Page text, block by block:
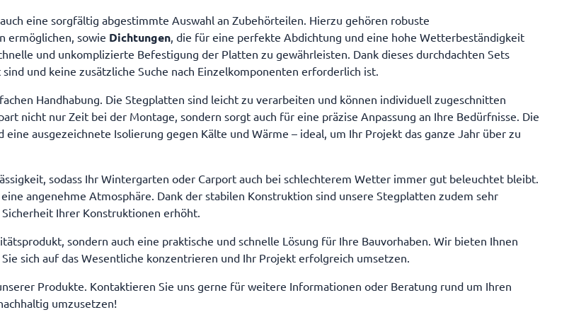
den ausgewählten
Das Zubehör
Aluminium-
Profil
Abschluß-
mit
Filta-Flo-
Jahre nach
aufgeführten Zubehörs und den ausgewählten
Stegplatten namhafter Hersteller. Das Zubehör
für dieses Angebot beinhaltet:
Dacheindeckung Stegplatten 16mm (nach
Auswahl) 6 x 3500mm x 980mm Aluminium-
Mittelprofile 5 x 3500mm Aluminium-
12 x 980mm Aluminium Wandanschluß-Profil
1 x 6080mm Aluminium-Profil-Abschluß-
Winkel 7 Stück VA-Schrauben mit
Neoprendichtscheibe ausreichend Filta-Flo-
Stegplatten 10 Jahre nach Herstellervorgaben
auf Plexiglas Stegplatten 30 Jahre nach
Herstellervorgaben
aufgeführten Zubehörs und den ausgewählten
Stegplatten namhafter Hersteller. Das Zubehör
für dieses Angebot beinhaltet:
Dacheindeckung Stegplatten 16mm (nach
Auswahl) 6 x 4000mm x 980mm Aluminium-
12 x 980mm Aluminium Wandanschluß-Profil
1 x 6080mm Aluminium-Profil-Abschluß-
Winkel 7 Stück VA-Schrauben mit
Neoprendichtscheibe ausreichend Filta-Flo-
Stegplatten 10 Jahre nach Herstellervorgaben
auf Plexiglas Stegplatten 30 Jahre nach
eine sorgfältig abgestimmte Auswahl an Zubehörteilen. Hierzu gehören robuste
ermöglichen, sowie Dichtungen, die für eine perfekte Abdichtung und eine hohe Wetterbeständigkeit
und unkomplizierte Befestigung der Platten zu gewährleisten. Dank dieses durchdachten Sets
und keine zusätzliche Suche nach Einzelkomponenten erforderlich ist.
Handhabung. Die Stegplatten sind leicht zu verarbeiten und können individuell zugeschnitten
nicht nur Zeit bei der Montage, sondern sorgt auch für eine präzise Anpassung an Ihre Bedürfnisse. Die
ausgezeichnete Isolierung gegen Kälte und Wärme – ideal, um Ihr Projekt das ganze Jahr über zu
sodass Ihr Wintergarten oder Carport auch bei schlechterem Wetter immer gut beleuchtet bleibt.
angenehme Atmosphäre. Dank der stabilen Konstruktion sind unsere Stegplatten zudem sehr
Ihrer Konstruktionen erhöht.
sondern auch eine praktische und schnelle Lösung für Ihre Bauvorhaben. Wir bieten Ihnen
sich auf das Wesentliche konzentrieren und Ihr Projekt erfolgreich umsetzen.
Produkte. Kontaktieren Sie uns gerne für weitere Informationen oder Beratung rund um Ihren
umzusetzen!